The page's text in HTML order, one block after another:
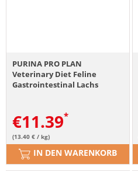
PURINA PRO PLAN
Veterinary Diet Feline
Gastrointestinal Lachs
€11.39
(13.40 € / kg)
IN DEN WARENKORB